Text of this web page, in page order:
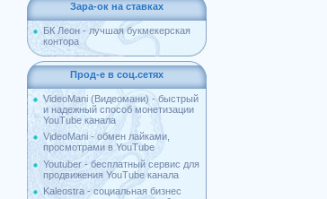
Зара-ок на ставках
БК Леон - лучшая букмекерская
контора
Прод-е в соц.сетях
VideoMani (Видеомани) - быстрый
и надежный способ монетизации
YouTube канала
VideoMani - обмен лайками,
просмотрами в YouTube
Youtuber - бесплатный сервис для
продвижения YouTube канала
Kaleostra - социальная бизнес